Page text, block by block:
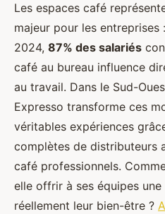
Les espaces café
majeur pour les entreprises
2024, 87% des salariés
café au bureau influence
au travail. Dans le Sud-
Expresso transforme ces
véritables expériences
complètes de distributeurs
café professionnels.
elle offrir à ses équipes
réellement leur bien-être ?